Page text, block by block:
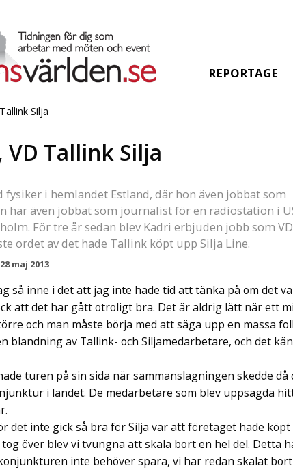
REPORTAGE
Silja
VD Tallink Silja
fysiker i hemlandet Estland, där hon även jobbat som
har även jobbat som journalist för en radiostation i
För tre år sedan blev Kadri erbjuden jobb som
ordet av det hade Tallink köpt upp Silja Line.
maj 2013
så inne i det att jag inte hade tid att tänka på om det
att det har gått otroligt bra. Det är aldrig lätt när ett
och man måste börja med att säga upp en massa
blandning av Tallink- och Siljamedarbetare, och det
turen på sin sida när sammanslagningen skedde då
i landet. De medarbetare som blev uppsagda
det inte gick så bra för Silja var att företaget hade
över blev vi tvungna att skala bort en hel del. Detta
inte behöver spara, vi har redan skalat bort
från Sheraton
att fira in julen
Mellan den 23
19 december
våra lokaler till en
mötesplats där
Erbjudande från Åhus Seaside
Over erbjudande
stranden i Åhus. För grupper
erbjuder vi en full abonnering
hela hotellet ert ...